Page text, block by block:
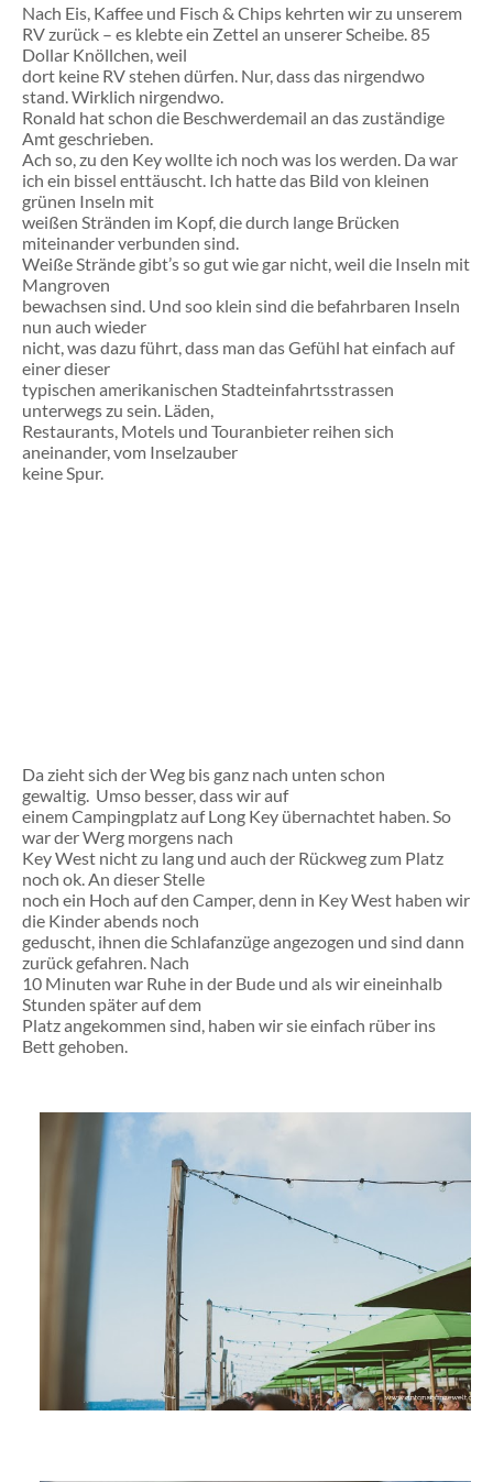
Nach Eis, Kaffee und Fisch & Chips kehrten wir zu unserem
RV zurück – es klebte ein Zettel an unserer Scheibe. 85
Dollar Knöllchen, weil
dort keine RV stehen dürfen. Nur, dass das nirgendwo
stand. Wirklich nirgendwo.
Ronald hat schon die Beschwerdemail an das zuständige
Amt geschrieben.
Ach so, zu den Key wollte ich noch was los werden. Da war
ich ein bissel enttäuscht. Ich hatte das Bild von kleinen
grünen Inseln mit
weißen Stränden im Kopf, die durch lange Brücken
miteinander verbunden sind.
Weiße Strände gibt’s so gut wie gar nicht, weil die Inseln mit
Mangroven
bewachsen sind. Und soo klein sind die befahrbaren Inseln
nun auch wieder
nicht, was dazu führt, dass man das Gefühl hat einfach auf
einer dieser
typischen amerikanischen Stadteinfahrtsstrassen
unterwegs zu sein. Läden,
Restaurants, Motels und Touranbieter reihen sich
aneinander, vom Inselzauber
keine Spur.
Da zieht sich der Weg bis ganz nach unten schon
gewaltig. Umso besser, dass wir auf
einem Campingplatz auf Long Key übernachtet haben. So
war der Werg morgens nach
Key West nicht zu lang und auch der Rückweg zum Platz
noch ok. An dieser Stelle
noch ein Hoch auf den Camper, denn in Key West haben wir
die Kinder abends noch
geduscht, ihnen die Schlafanzüge angezogen und sind dann
zurück gefahren. Nach
10 Minuten war Ruhe in der Bude und als wir eineinhalb
Stunden später auf dem
Platz angekommen sind, haben wir sie einfach rüber ins
Bett gehoben.